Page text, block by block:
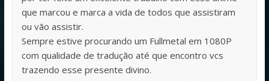
que marcou e marca a vida de todos que assistiram
ou vão assistir.
Sempre estive procurando um Fullmetal em 1080P
com qualidade de tradução até que encontro vcs
trazendo esse presente divino.